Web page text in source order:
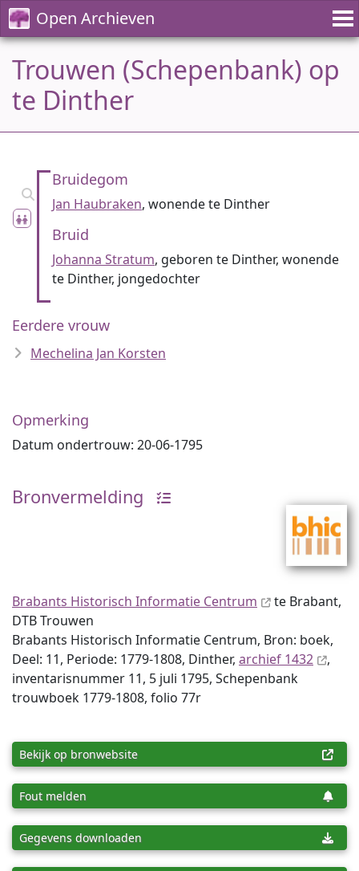
Open Archieven
Trouwen (Schepenbank) op
te Dinther
Bruidegom
Jan Haubraken, wonende te Dinther
Bruid
Johanna Stratum, geboren te Dinther, wonende
te Dinther, jongedochter
Eerdere vrouw
Mechelina Jan Korsten
Opmerking
Datum ondertrouw: 20-06-1795
Bronvermelding
Brabants Historisch Informatie Centrum
te Brabant,
DTB Trouwen
Brabants Historisch Informatie Centrum, Bron: boek,
Deel: 11, Periode: 1779-1808, Dinther, archief 1432
,
inventaris­num­mer 11, 5 juli 1795, Schepenbank
trouwboek 1779-1808, folio 77r
Bekijk op bronwebsite
Fout melden
Gegevens downloaden